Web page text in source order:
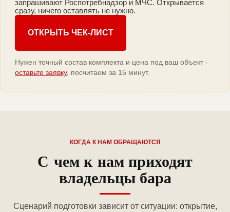
запрашивают Роспотребнадзор и МЧС. Открывается
сразу, ничего оставлять не нужно.
ОТКРЫТЬ ЧЕК-ЛИСТ
Нужен точный состав комплекта и цена под ваш объект -
оставьте заявку, посчитаем за 15 минут.
КОГДА К НАМ ОБРАЩАЮТСЯ
С чем к нам приходят
владельцы бара
Сценарий подготовки зависит от ситуации: открытие,